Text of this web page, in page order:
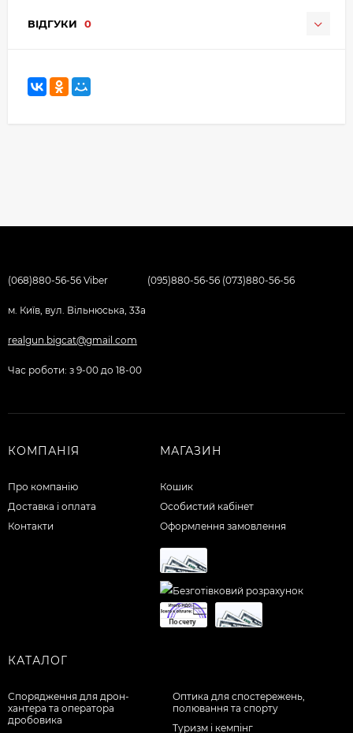
ВІДГУКИ 0
(068)880-56-56 Viber (095)880-56-56 (073)880-56-56
м. Київ, вул. Вільнюська, 33а
realgun.bigcat@gmail.com
Час роботи: з 9-00 до 18-00
КОМПАНІЯ
Про компанію
Доставка і оплата
Контакти
МАГАЗИН
Кошик
Особистий кабінет
Оформлення замовлення
КАТАЛОГ
Спорядження для дрон-
хантера та оператора
дробовика
Оптика для спостережень,
полювання та спорту
Туризм і кемпінг